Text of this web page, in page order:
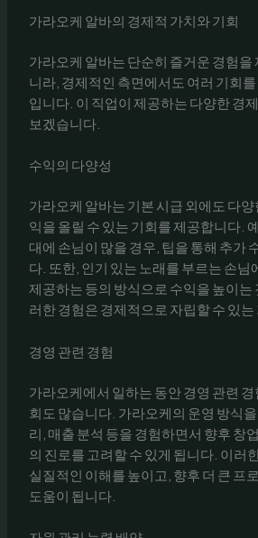
가라오케 알바의 경제적 가치와 기회
가라오케 알바는 단순히 즐거운 경험을
니라, 경제적인 측면에서도 여러 기회
입니다. 이 직업이 제공하는 다양한 경
보겠습니다.
수익의 다양성
가라오케 알바는 기본 시급 외에도 다
익을 올릴 수 있는 기회를 제공합니다.
대에 손님이 많을 경우, 팁을 통해 추가
다. 또한, 인기 있는 노래를 부르는 손님
제공하는 등의 방식으로 수익을 높이는
러한 경험은 경제적으로 자립할 수 있는
경영 관련 경험
가라오케에서 일하는 동안 경영 관련 경
회도 많습니다. 가라오케의 운영 방식
리, 매출 분석 등을 경험하면서 향후 창
의 진로를 고려할 수 있게 됩니다. 이러
실질적인 이해를 높이고, 향후 더 큰 프
도움이 됩니다.